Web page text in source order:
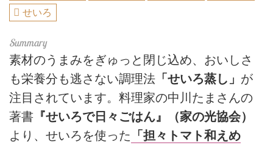
せいろ
素材のうまみをぎゅっと閉じ込め、おいしさ
も栄養分も逃さない調理法 「せいろ蒸し」 が
注目されています。料理家の中川たまさんの
著書 『せいろで日々ごはん』（家の光協会）
より、せいろを使った 「担々トマト和えめ